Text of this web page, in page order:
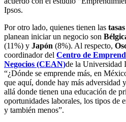
Ipsos.
Por otro lado, quienes tienen las
planean iniciar un negocio son
(11%) y Japón (8%). Al respecto,
coordinador del Centro de
Negocios (CEAN)de la Universidad
“¿Dónde se emprende más, en
que aquí, donde hay más adversidad
allá donde tienen una educación de
oportunidades laborales, los tipos de
y también menos”.